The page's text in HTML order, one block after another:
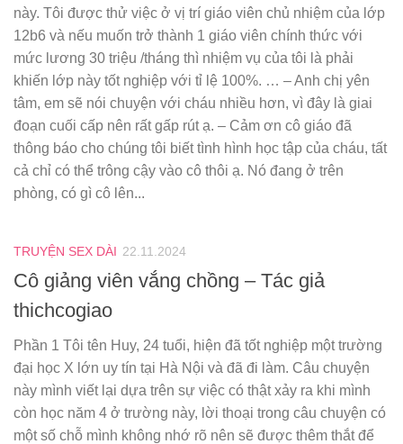
này. Tôi được thử việc ở vị trí giáo viên chủ nhiệm của lớp
12b6 và nếu muốn trở thành 1 giáo viên chính thức với
mức lương 30 triệu /tháng thì nhiệm vụ của tôi là phải
khiến lớp này tốt nghiệp với tỉ lệ 100%. … – Anh chị yên
tâm, em sẽ nói chuyện với cháu nhiều hơn, vì đây là giai
đoạn cuối cấp nên rất gấp rút ạ. – Cảm ơn cô giáo đã
thông báo cho chúng tôi biết tình hình học tập của cháu, tất
cả chỉ có thể trông cậy vào cô thôi ạ. Nó đang ở trên
phòng, có gì cô lên...
TRUYỆN SEX DÀI 22.11.2024
Cô giảng viên vắng chồng – Tác giả
thichcogiao
Phần 1 Tôi tên Huy, 24 tuổi, hiện đã tốt nghiệp một trường
đại học X lớn uy tín tại Hà Nội và đã đi làm. Câu chuyện
này mình viết lại dựa trên sự việc có thật xảy ra khi mình
còn học năm 4 ở trường này, lời thoại trong câu chuyện có
một số chỗ mình không nhớ rõ nên sẽ được thêm thắt để